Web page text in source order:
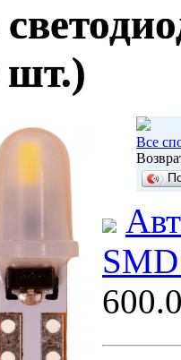
шт.)
Все